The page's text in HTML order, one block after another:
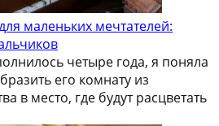
маленьких мечтателей:
четыре года, я поняла
его комнату из
в место, где будут расцветать